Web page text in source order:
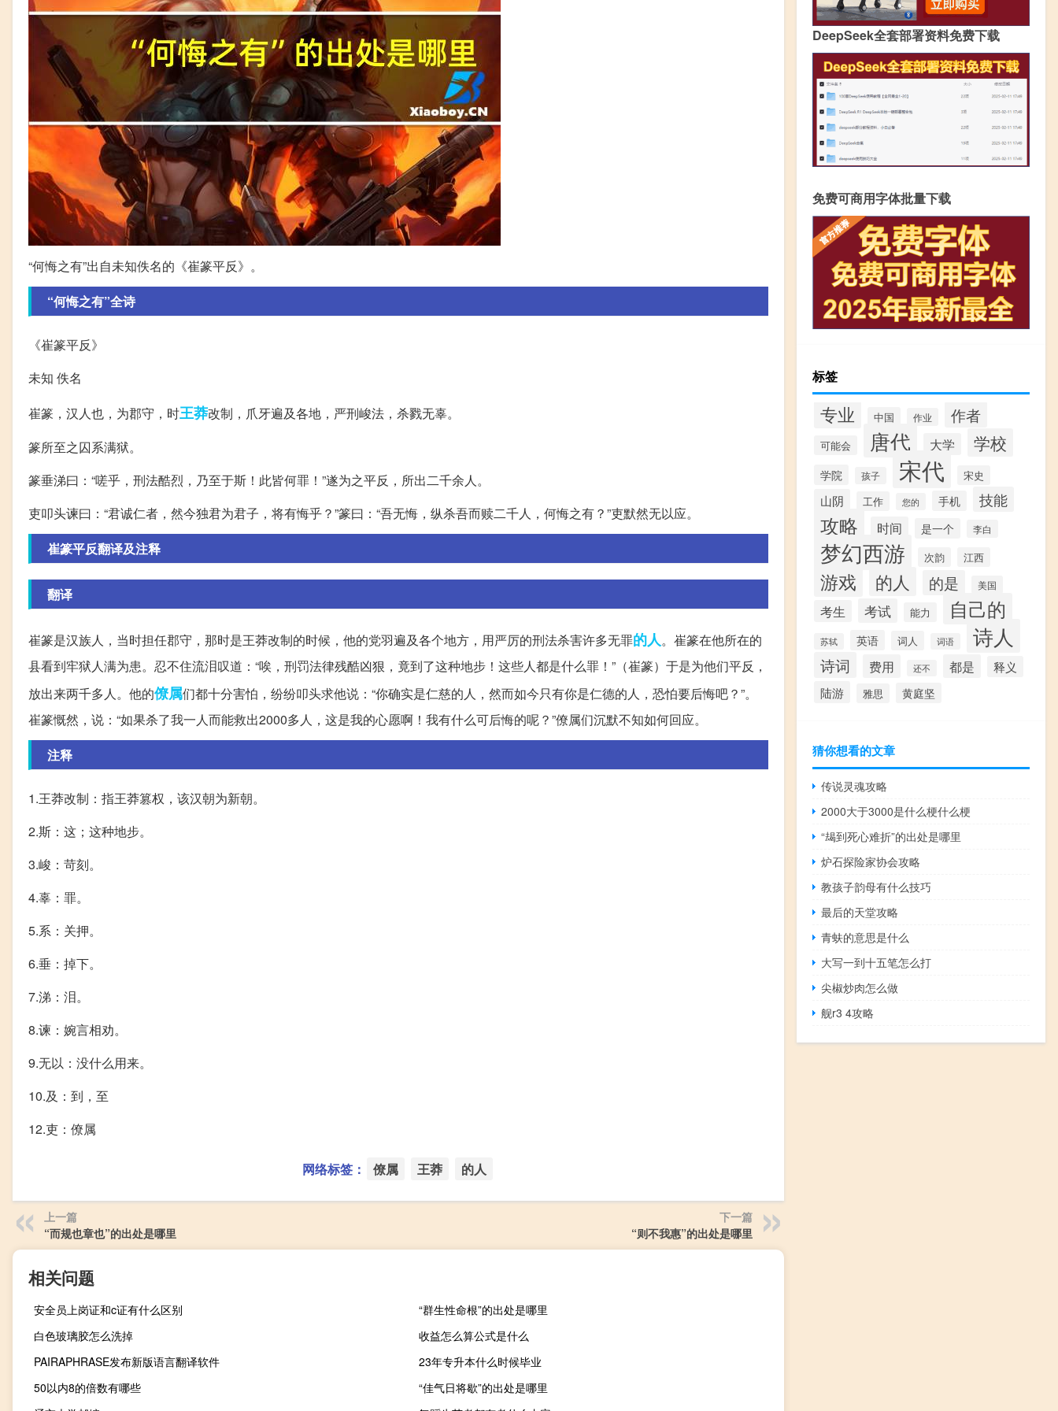
“何悔之有”出自未知佚名的《崔篆平反》。
“何悔之有”全诗
《崔篆平反》
未知 佚名
崔篆，汉人也，为郡守，时王莽改制，爪牙遍及各地，严刑峻法，杀戮无辜。
篆所至之囚系满狱。
篆垂涕曰：“嗟乎，刑法酷烈，乃至于斯！此皆何罪！”遂为之平反，所出二千余人。
吏叩头谏曰：“君诚仁者，然今独君为君子，将有悔乎？”篆曰：“吾无悔，纵杀吾而赎二千人，何悔之有？”吏默然无以应。
崔篆平反翻译及注释
翻译
崔篆是汉族人，当时担任郡守，那时是王莽改制的时候，他的党羽遍及各个地方，用严厉的刑法杀害许多无罪的人。崔篆在他所在的
县看到牢狱人满为患。忍不住流泪叹道：“唉，刑罚法律残酷凶狠，竟到了这种地步！这些人都是什么罪！”（崔篆）于是为他们平反，
放出来两千多人。他的僚属们都十分害怕，纷纷叩头求他说：“你确实是仁慈的人，然而如今只有你是仁德的人，恐怕要后悔吧？”。
崔篆慨然，说：“如果杀了我一人而能救出2000多人，这是我的心愿啊！我有什么可后悔的呢？”僚属们沉默不知如何回应。
注释
1.王莽改制：指王莽篡权，该汉朝为新朝。
2.斯：这；这种地步。
3.峻：苛刻。
4.辜：罪。
5.系：关押。
6.垂：掉下。
7.涕：泪。
8.谏：婉言相劝。
9.无以：没什么用来。
10.及：到，至
12.吏：僚属
网络标签： 僚属 王莽 的人
上一篇
“而规也章也”的出处是哪里
下一篇
“则不我惠”的出处是哪里
相关问题
安全员上岗证和c证有什么区别
“群生性命根”的出处是哪里
白色玻璃胶怎么洗掉
收益怎么算公式是什么
PAIRAPHRASE发布新版语言翻译软件
23年专升本什么时候毕业
50以内8的倍数有哪些
“佳气日将歇”的出处是哪里
DeepSeek全套部署资料免费下载
免费可商用字体批量下载
标签
专业 中国 作业 作者
可能会 唐代 大学 学校
学院 孩子 宋代 宋史
山阴 工作 您的 手机 技能
攻略 时间 是一个 李白
梦幻西游 次韵 江西
游戏 的人 的是 美国
考生 考试 能力 自己的
苏轼 英语 词人 词语 诗人
诗词 费用 还不 都是 释义
陆游 雅思 黄庭坚
猜你想看的文章
传说灵魂攻略
2000大于3000是什么梗什么梗
“朅到死心难折”的出处是哪里
炉石探险家协会攻略
教孩子韵母有什么技巧
最后的天堂攻略
青蚨的意思是什么
大写一到十五笔怎么打
尖椒炒肉怎么做
舰r3 4攻略